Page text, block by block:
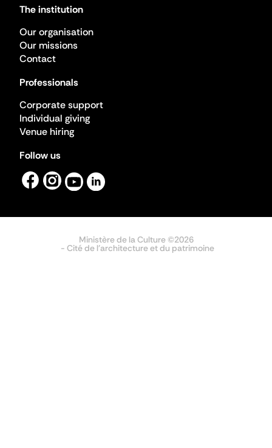
The institution
Our organisation
Our missions
Contact
Professionals
Corporate support
Individual giving
Venue hiring
Follow us
Ministère de la Culture ©2026
- Cité de l'architecture et du patrimoine